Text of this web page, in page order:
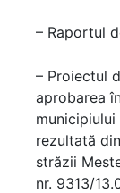
– Raportul
– Proiectul
aprobarea
rezultată
străzii
nr. 9313/